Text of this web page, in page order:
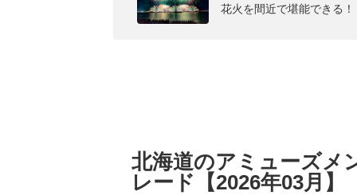
花火を間近で堪能できる
北海道のアミューズメ
レード【2026年03月】